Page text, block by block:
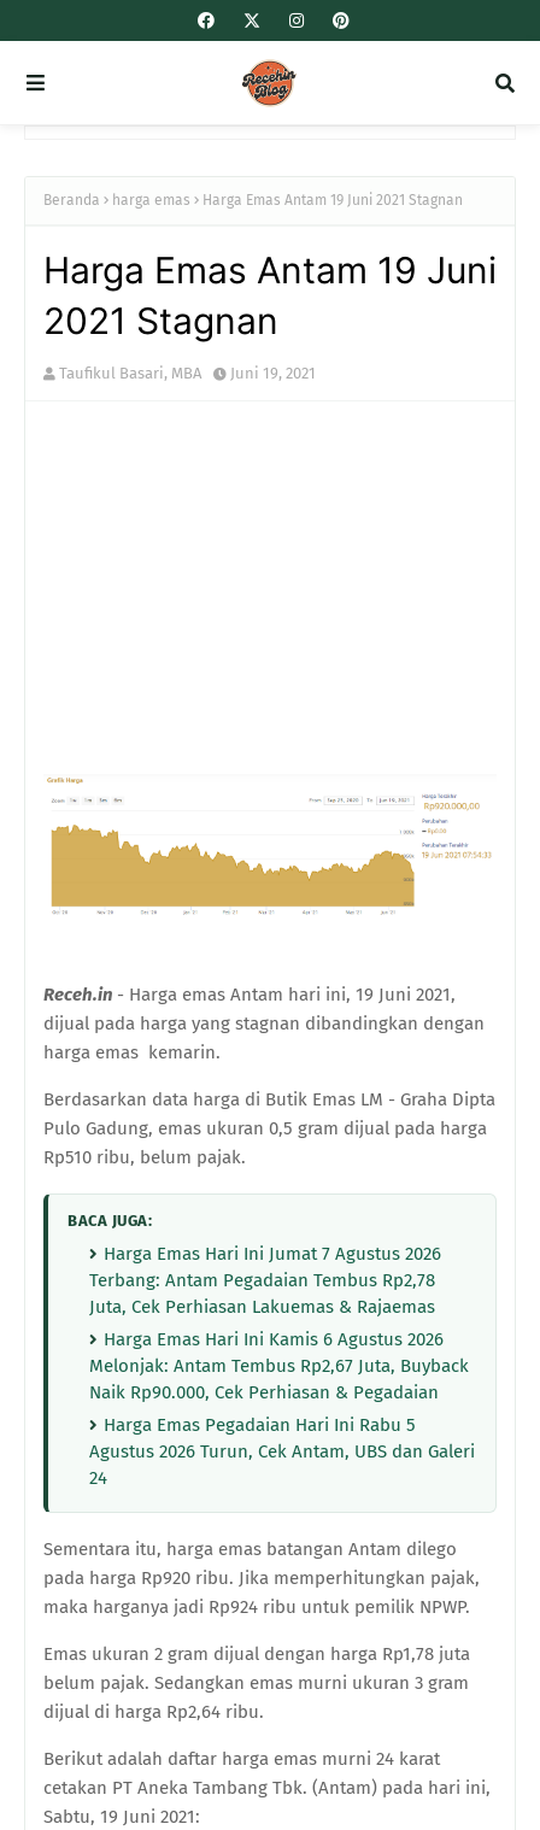
Beranda harga emas Harga Emas Antam 19 Juni 2021 Stagnan
Harga Emas Antam 19 Juni
2021 Stagnan
Taufikul Basari, MBA Juni 19, 2021
Receh.in - Harga emas Antam hari ini, 19 Juni 2021,
dijual pada harga yang stagnan dibandingkan dengan
harga emas kemarin.
Berdasarkan data harga di Butik Emas LM - Graha Dipta
Pulo Gadung, emas ukuran 0,5 gram dijual pada harga
Rp510 ribu, belum pajak.
BACA JUGA:
Harga Emas Hari Ini Jumat 7 Agustus 2026
Terbang: Antam Pegadaian Tembus Rp2,78
Juta, Cek Perhiasan Lakuemas & Rajaemas
Harga Emas Hari Ini Kamis 6 Agustus 2026
Melonjak: Antam Tembus Rp2,67 Juta, Buyback
Naik Rp90.000, Cek Perhiasan & Pegadaian
Harga Emas Pegadaian Hari Ini Rabu 5
Agustus 2026 Turun, Cek Antam, UBS dan Galeri
24
Sementara itu, harga emas batangan Antam dilego
pada harga Rp920 ribu. Jika memperhitungkan pajak,
maka harganya jadi Rp924 ribu untuk pemilik NPWP.
Emas ukuran 2 gram dijual dengan harga Rp1,78 juta
belum pajak. Sedangkan emas murni ukuran 3 gram
dijual di harga Rp2,64 ribu.
Berikut adalah daftar harga emas murni 24 karat
cetakan PT Aneka Tambang Tbk. (Antam) pada hari ini,
Sabtu, 19 Juni 2021: